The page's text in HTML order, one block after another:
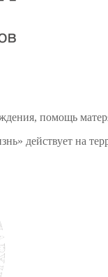
помощь
действует на